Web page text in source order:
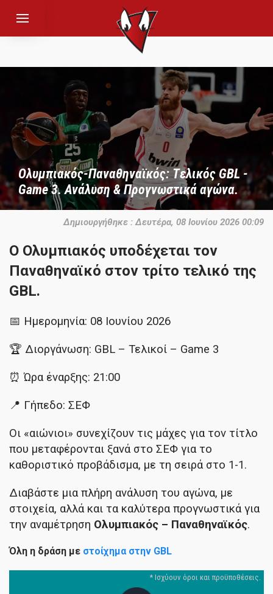
Ολυμπιακός-Παναθηναϊκός: Tελικός GBL -
Game 3. Ανάλυση & Προγνωστικά αγώνα.
Δημιουργήθηκε : Δευτέρα, 08 Ιουνίου 2026 00:09
Ο Ολυμπιακός υποδέχεται τον
Παναθηναϊκό στον τρίτο τελικό της
GBL.
📅 Ημερομηνία: 08 Ιουνίου 2026
🏆 Διοργάνωση: GBL – Τελικοί – Game 3
⏰ Ώρα έναρξης: 21:00
📍 Γήπεδο: ΣΕΦ
Οι «αιώνιοι» συνεχίζουν τις μάχες για τον τίτλο
που μεταφέρονται ξανά στο ΣΕΦ για το
καθοριστικό προβάδισμα, με τη σειρά στο 1-1.
Διαβάστε μια πλήρη ανάλυση του αγώνα, με
στοιχεία, αλλά και τα καλύτερα προγνωστικά για
την αναμέτρηση Ολυμπιακός – Παναθηναϊκός.
Όλη η δράση με στοίχημα στην GBL